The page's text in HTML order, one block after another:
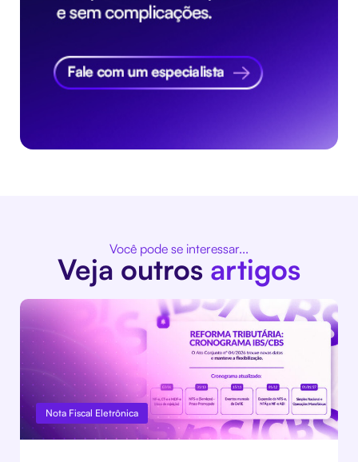
Você pode se interessar...
Veja outros artigos
Nota Fiscal Eletrônica